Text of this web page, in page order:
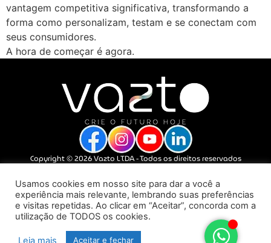
vantagem competitiva significativa, transformando a
forma como personalizam, testam e se conectam com
seus consumidores.
A hora de começar é agora.
Copyright © 2026 Vazto LTDA - Todos os direitos reservados
Usamos cookies em nosso site para dar a você a
experiência mais relevante, lembrando suas preferências
e visitas repetidas. Ao clicar em “Aceitar”, concorda com a
utilização de TODOS os cookies.
Leia mais Aceitar e fechar